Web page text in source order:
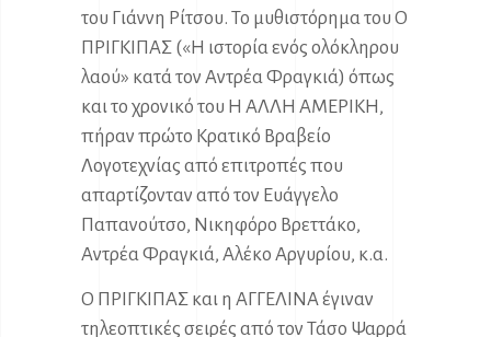
του Γιάννη Ρίτσου. Το μυθιστόρημα του Ο
ΠΡΙΓΚΙΠΑΣ («Η ιστορία ενός ολόκληρου
λαού» κατά τον Αντρέα Φραγκιά) όπως
και το χρονικό του Η ΑΛΛΗ ΑΜΕΡΙΚΗ,
πήραν πρώτο Κρατικό Βραβείο
Λογοτεχνίας από επιτροπές που
απαρτίζονταν από τον Ευάγγελο
Παπανούτσο, Νικηφόρο Βρεττάκο,
Αντρέα Φραγκιά, Αλέκο Αργυρίου, κ.α.
Ο ΠΡΙΓΚΙΠΑΣ και η ΑΓΓΕΛΙΝΑ έγιναν
τηλεοπτικές σειρές από τον Τάσο Ψαρρά